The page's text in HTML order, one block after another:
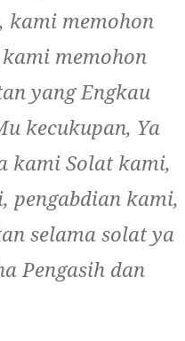
kami memohon
memohon
yang Engkau
kecukupan, Ya
kami Solat kami,
pengabdian kami,
selama solat ya
Pengasih dan